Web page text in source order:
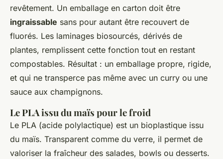
revêtement. Un emballage en carton doit être
ingraissable sans pour autant être recouvert de
fluorés. Les laminages biosourcés, dérivés de
plantes, remplissent cette fonction tout en restant
compostables. Résultat : un emballage propre, rigide,
et qui ne transperce pas même avec un curry ou une
sauce aux champignons.
Le PLA issu du maïs pour le froid
Le PLA (acide polylactique) est un bioplastique issu
du maïs. Transparent comme du verre, il permet de
valoriser la fraîcheur des salades, bowls ou desserts.